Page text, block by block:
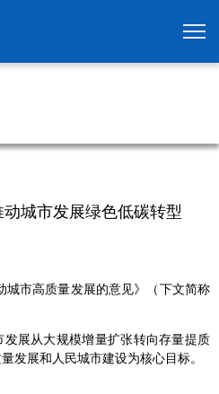
城市发展绿色低碳转型
城市高质量发展的意见》（下文简称
发展从大规模增量扩张转向存量提质
发展和人民城市建设为核心目标。